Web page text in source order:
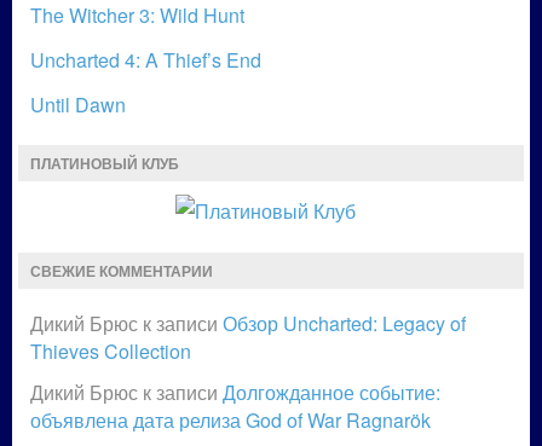
The Witcher 3: Wild Hunt
Uncharted 4: A Thief’s End
Until Dawn
ПЛАТИНОВЫЙ КЛУБ
СВЕЖИЕ КОММЕНТАРИИ
Дикий Брюс к записи Обзор Uncharted: Legacy of
Thieves Collection
Дикий Брюс к записи Долгожданное событие:
объявлена дата релиза God of War Ragnarök